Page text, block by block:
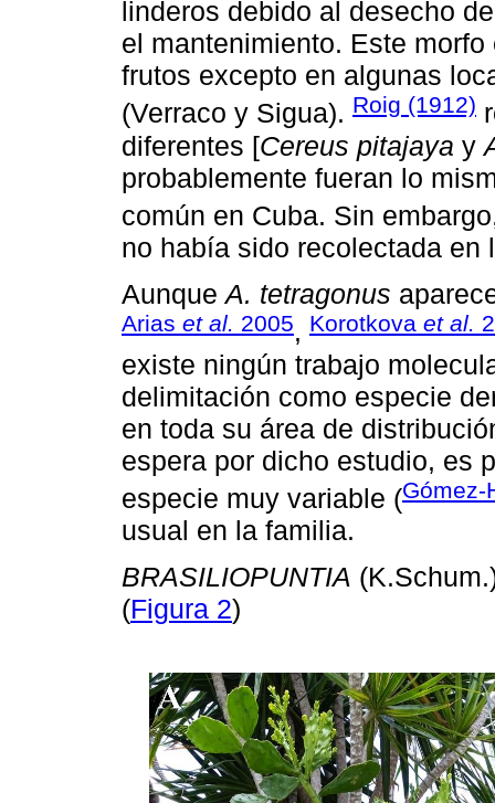
linderos debido al desecho
el mantenimiento. Este
frutos excepto en algunas
(Verraco y Sigua). Roig (1912)
diferentes [Cereus pitajaya y
probablemente fueran lo
común en Cuba. Sin
no había sido recolectada en
AunqueA. tetragonus
Arias et al. 2005, Korotkova et al.
existe ningún trabajo
delimitación como especie
en toda su área de
espera por dicho estudio, es
especie muy variable (Gómez-
usual en la familia.
BRASILIOPUNTIA
(Figura 2)